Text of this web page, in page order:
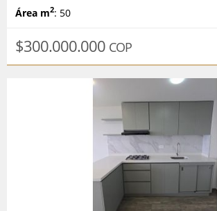
Área m2: 50
$300.000.000 COP